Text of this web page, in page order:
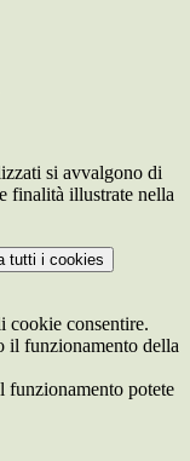
si avvalgono di
finalità illustrate nella
tutti i cookies
cookie consentire.
il funzionamento della
funzionamento potete